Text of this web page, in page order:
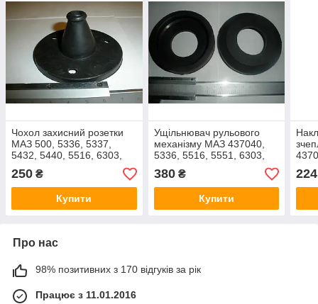
Чохол захисний розетки
МАЗ 500, 5336, 5337,
5432, 5440, 5516, 6303,
6422 і їх мод.
(500А-3724152,пр-під
Бобруйськ
250 ₴
Купити
Ущільнювач рульового
механізму МАЗ 437040,
5336, 5516, 5551, 6303,
6422 та ін. (64221-
3401066, пр-під
Бобруйськ)
380₴
Купити
224
Про нас
98% позитивних з 170 відгуків за рік
Працює з 11.01.2016